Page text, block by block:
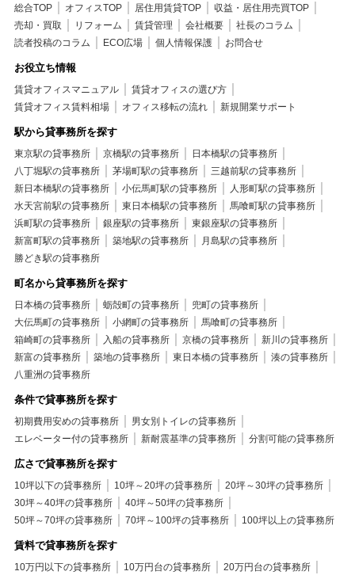
総合TOP オフィスTOP 居住用賃貸TOP
収益・居住用売買TOP
売却・買取
リフォーム 賃貸管理 会社概要
社長のコラム
読者投稿のコラム
ECO広場 個人情報保護 お問合せ
お役立ち情報
賃貸オフィスマニュアル
賃貸オフィスの選び方
賃貸オフィス賃料相場
オフィス移転の流れ 新規開業サポート
駅から貸事務所を探す
東京駅の貸事務所 京橋駅の貸事務所
日本橋駅の貸事務所
八丁堀駅の貸事務所
茅場町駅の貸事務所
三越前駅の貸事務所
新日本橋駅の貸事務所
小伝馬町駅の貸事務所
人形町駅の貸事務所
水天宮前駅の貸事務所
東日本橋駅の貸事務所
馬喰町駅の貸事務所
浜町駅の貸事務所
銀座駅の貸事務所
東銀座駅の貸事務所
新富町駅の貸事務所
築地駅の貸事務所
月島駅の貸事務所
勝どき駅の貸事務所
町名から貸事務所を探す
日本橋の貸事務所 蛎殻町の貸事務所
兜町の貸事務所
大伝馬町の貸事務所
小網町の貸事務所
馬喰町の貸事務所
箱崎町の貸事務所
入船の貸事務所 京橋の貸事務所
新川の貸事務所
新富の貸事務所
築地の貸事務所 東日本橋の貸事務所
湊の貸事務所
八重洲の貸事務所
条件で貸事務所を探す
初期費用安めの貸事務所
男女別トイレの貸事務所
エレベーター付の貸事務所
新耐震基準の貸事務所 分割可能の貸事務所
広さで貸事務所を探す
10坪以下の貸事務所 10坪～20坪の貸事務所
20坪～30坪の貸事務所
30坪～40坪の貸事務所
40坪～50坪の貸事務所
50坪～70坪の貸事務所
70坪～100坪の貸事務所 100坪以上の貸事務所
賃料で貸事務所を探す
10万円以下の貸事務所 10万円台の貸事務所
20万円台の貸事務所